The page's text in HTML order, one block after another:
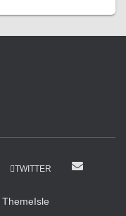
TWITTER
ThemeIsle